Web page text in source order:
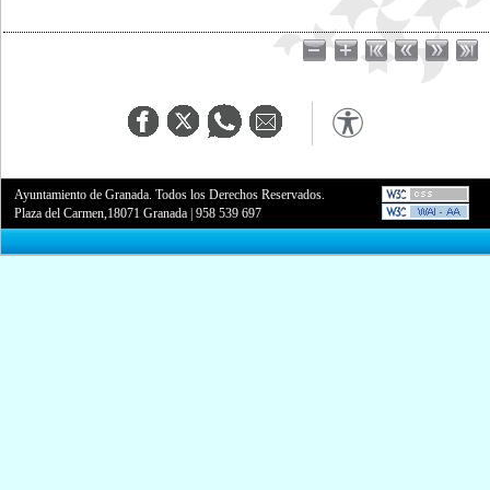
Ayuntamiento de Granada. Todos los Derechos Reservados.
Plaza del Carmen,18071 Granada |958 539 697